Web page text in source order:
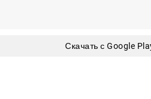
Скачать с Google